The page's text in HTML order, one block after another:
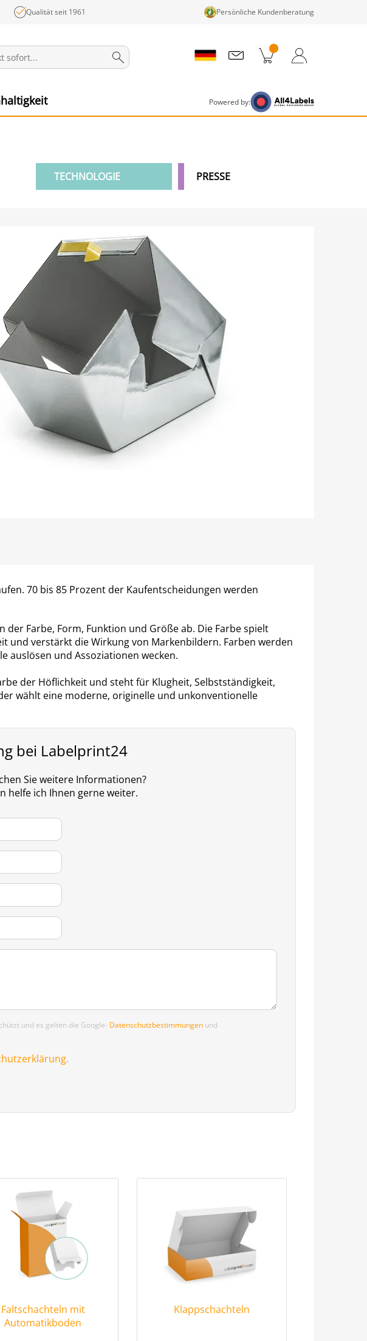
Qualität seit 1961 Persönliche Kundenberatung
Powered by:
TECHNOLOGIE PRESSE
70 bis 85 Prozent der Kaufentscheidungen werden
Farbe, Form, Funktion und Größe ab. Die Farbe spielt
und verstärkt die Wirkung von Markenbildern. Farben werden
auslösen und Assoziationen wecken.
der Höflichkeit und steht für Klugheit, Selbstständigkeit,
wählt eine moderne, originelle und unkonventionelle
bei Labelprint24
Sie weitere Informationen?
helfe ich Ihnen gerne weiter.
und es gelten die Google- Datenschutzbestimmungen und
Faltschachteln mit
Automatikboden
Klappschachteln